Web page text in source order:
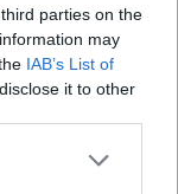
parties on the
may
IAB’s List of
it to other
Prima sport k